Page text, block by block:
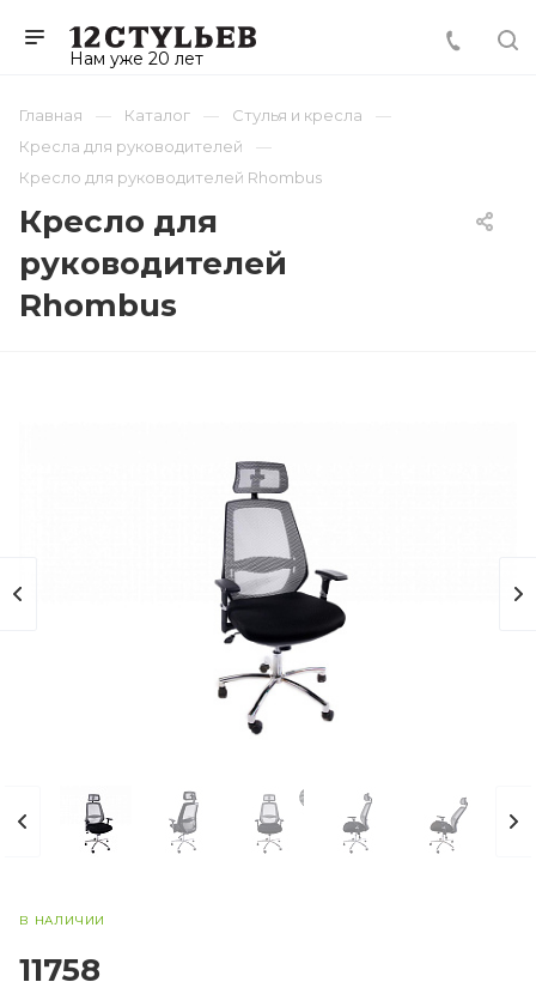
Нам уже 20 лет
Главная Каталог
Стулья и кресла
Кресла для руководителей
Кресло для руководителей Rhombus
Кресло для
руководителей
Rhombus
В НАЛИЧИИ
11758